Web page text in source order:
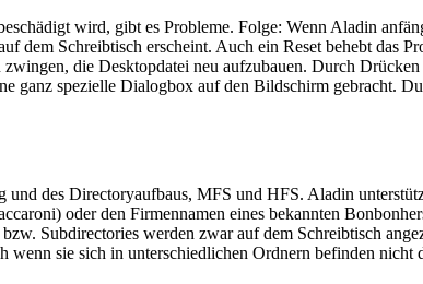
wird, gibt es Probleme. Folge: Wenn Aladin
dem Schreibtisch erscheint. Auch ein Reset behebt das
die Desktopdatei neu aufzubauen. Durch
ganz spezielle Dialogbox auf den Bildschirm gebracht.
des Directoryaufbaus, MFS und HFS. Aladin
oder den Firmennamen eines bekannten
Subdirectories werden zwar auf dem Schreibtisch
sie sich in unterschiedlichen Ordnern befinden